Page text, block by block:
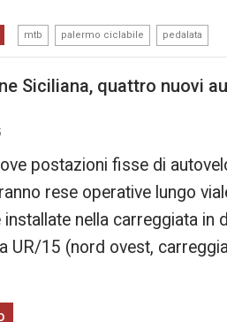
mtb palermo ciclabile pedalata
Siciliana, quattro nuovi
postazioni fisse di
rese operative lungo
nella carreggiata in
UR/15 (nord ovest,